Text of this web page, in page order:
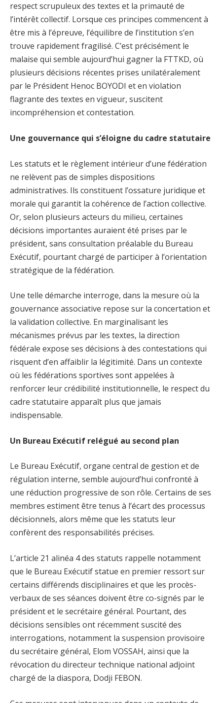
respect scrupuleux des textes et la primauté de
l’intérêt collectif. Lorsque ces principes commencent à
être mis à l’épreuve, l’équilibre de l’institution s’en
trouve rapidement fragilisé. C’est précisément le
malaise qui semble aujourd’hui gagner la FTTKD, où
plusieurs décisions récentes prises unilatéralement
par le Président Henoc BOYODI et en violation
flagrante des textes en vigueur, suscitent
incompréhension et contestation.
Une gouvernance qui s’éloigne du cadre statutaire
Les statuts et le règlement intérieur d’une fédération
ne relèvent pas de simples dispositions
administratives. Ils constituent l’ossature juridique et
morale qui garantit la cohérence de l’action collective.
Or, selon plusieurs acteurs du milieu, certaines
décisions importantes auraient été prises par le
président, sans consultation préalable du Bureau
Exécutif, pourtant chargé de participer à l’orientation
stratégique de la fédération.
Une telle démarche interroge, dans la mesure où la
gouvernance associative repose sur la concertation et
la validation collective. En marginalisant les
mécanismes prévus par les textes, la direction
fédérale expose ses décisions à des contestations qui
risquent d’en affaiblir la légitimité. Dans un contexte
où les fédérations sportives sont appelées à
renforcer leur crédibilité institutionnelle, le respect du
cadre statutaire apparaît plus que jamais
indispensable.
Un Bureau Exécutif relégué au second plan
Le Bureau Exécutif, organe central de gestion et de
régulation interne, semble aujourd’hui confronté à
une réduction progressive de son rôle. Certains de ses
membres estiment être tenus à l’écart des processus
décisionnels, alors même que les statuts leur
confèrent des responsabilités précises.
L’article 21 alinéa 4 des statuts rappelle notamment
que le Bureau Exécutif statue en premier ressort sur
certains différends disciplinaires et que les procès-
verbaux de ses séances doivent être co-signés par le
président et le secrétaire général. Pourtant, des
décisions sensibles ont récemment suscité des
interrogations, notamment la suspension provisoire
du secrétaire général, Elom VOSSAH, ainsi que la
révocation du directeur technique national adjoint
chargé de la diaspora, Dodji FEBON.